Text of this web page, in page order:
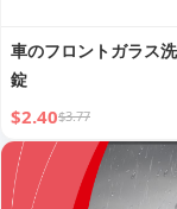
車のフロントガラス
錠
$2.40$3.77